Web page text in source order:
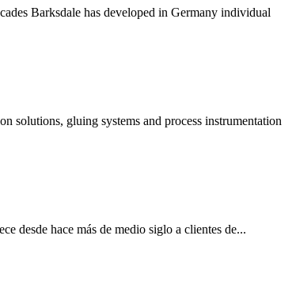
Barksdale has developed in Germany individual
solutions, gluing systems and process instrumentation
desde hace más de medio siglo a clientes de...